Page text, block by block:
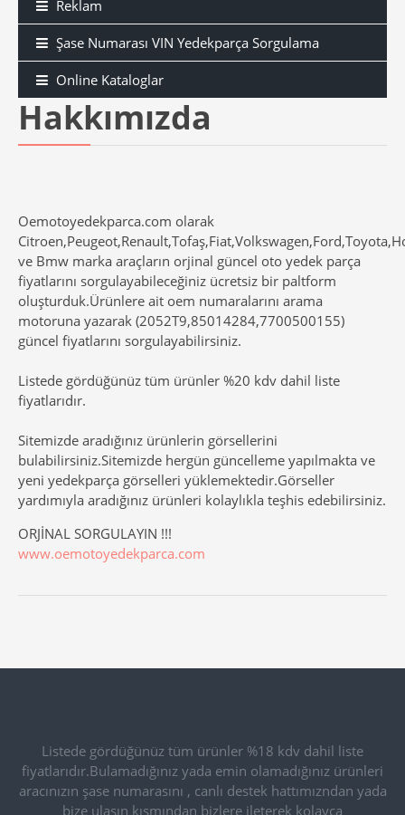
Reklam
Şase Numarası VIN Yedekparça Sorgulama
Online Kataloglar
Hakkımızda
Oemotoyedekparca.com olarak
ve Bmw marka araçların orjinal güncel oto yedek parça
fiyatlarını sorgulayabileceğiniz ücretsiz bir paltform
oluşturduk.Ürünlere ait oem numaralarını arama
motoruna yazarak (2052T9,85014284,7700500155)
güncel fiyatlarını sorgulayabilirsiniz.
Listede gördüğünüz tüm ürünler %20 kdv dahil liste
fiyatlarıdır.
Sitemizde aradığınız ürünlerin görsellerini
bulabilirsiniz.Sitemizde hergün güncelleme yapılmakta ve
yeni yedekparça görselleri yüklemektedir.Görseller
yardımıyla aradığınız ürünleri kolaylıkla teşhis edebilirsiniz.
ORJİNAL SORGULAYIN !!!
www.oemotoyedekparca.com
Listede gördüğünüz tüm ürünler %18 kdv dahil liste
fiyatlarıdır.Bulamadığınız yada emin olamadığınız ürünleri
aracınızın şase numarasını , canlı destek hattımızndan yada
bize ulaşın kısmından bizlere ileterek kolayca